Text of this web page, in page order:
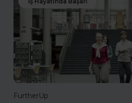
FurtherUp